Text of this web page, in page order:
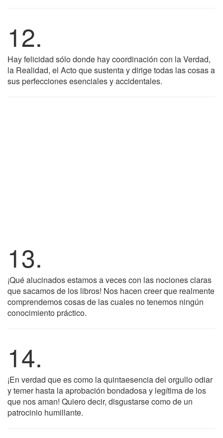
12.
Hay felicidad sólo donde hay coordinación con la Verdad,
la Realidad, el Acto que sustenta y dirige todas las cosas a
sus perfecciones esenciales y accidentales.
13.
¡Qué alucinados estamos a veces con las nociones claras
que sacamos de los libros! Nos hacen creer que realmente
comprendemos cosas de las cuales no tenemos ningún
conocimiento práctico.
14.
¡En verdad que es como la quintaesencia del orgullo odiar
y temer hasta la aprobación bondadosa y legítima de los
que nos aman! Quiero decir, disgustarse como de un
patrocinio humillante.